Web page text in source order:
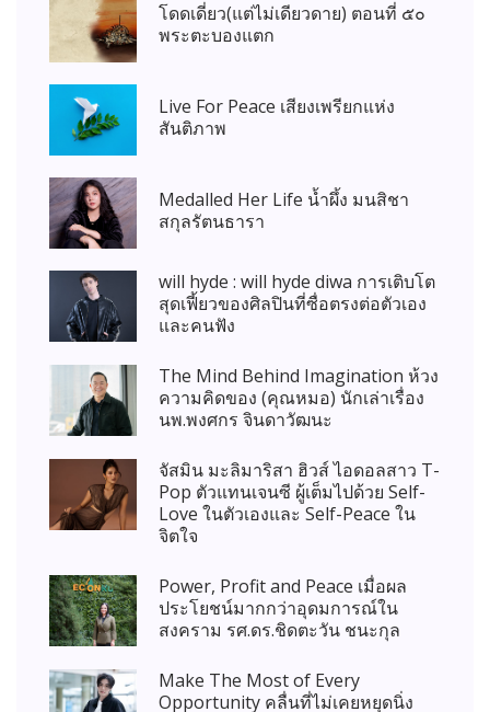
โดดเดี่ยว(แต่ไม่เดียวดาย) ตอนที่ ๕๐
พระตะบองแตก
Live For Peace เสียงเพรียกแห่ง
สันติภาพ
Medalled Her Life น้ำผึ้ง มนสิชา
สกุลรัตนธารา
will hyde : will hyde diwa การเติบโต
สุดเฟี้ยวของศิลปินที่ซื่อตรงต่อตัวเอง
และคนฟัง
The Mind Behind Imagination ห้วง
ความคิดของ (คุณหมอ) นักเล่าเรื่อง
นพ.พงศกร จินดาวัฒนะ
จัสมิน มะลิมาริสา ฮิวส์ ไอดอลสาว T-
Pop ตัวแทนเจนซี ผู้เต็มไปด้วย Self-
Love ในตัวเองและ Self-Peace ใน
จิตใจ
Power, Profit and Peace เมื่อผล
ประโยชน์มากกว่าอุดมการณ์ใน
สงคราม รศ.ดร.ชิดตะวัน ชนะกุล
Make The Most of Every
Opportunity คลื่นที่ไม่เคยหยุดนิ่ง